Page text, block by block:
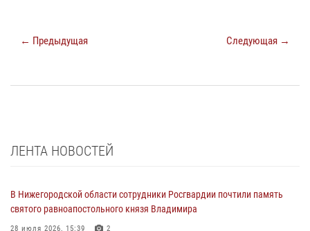
← Предыдущая Следующая →
ЛЕНТА НОВОСТЕЙ
В Нижегородской области сотрудники Росгвардии почтили память
святого равноапостольного князя Владимира
28 июля 2026, 15:39 2